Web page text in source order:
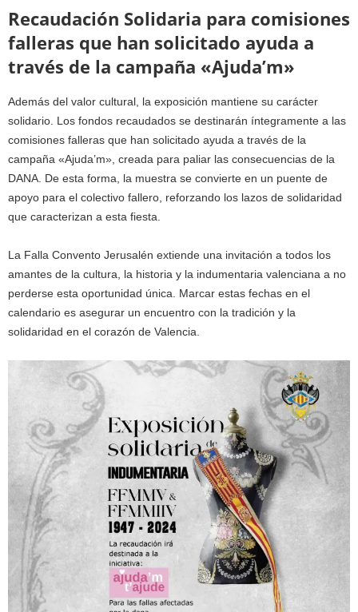
Recaudación Solidaria para comisiones
falleras que han solicitado ayuda a
través de la campaña «Ajuda’m»
Además del valor cultural, la exposición mantiene su carácter
solidario. Los fondos recaudados se destinarán íntegramente a las
comisiones falleras que han solicitado ayuda a través de la
campaña «Ajuda’m», creada para paliar las consecuencias de la
DANA. De esta forma, la muestra se convierte en un puente de
apoyo para el colectivo fallero, reforzando los lazos de solidaridad
que caracterizan a esta fiesta.
La Falla Convento Jerusalén extiende una invitación a todos los
amantes de la cultura, la historia y la indumentaria valenciana a no
perderse esta oportunidad única. Marcar estas fechas en el
calendario es asegurar un encuentro con la tradición y la
solidaridad en el corazón de Valencia.